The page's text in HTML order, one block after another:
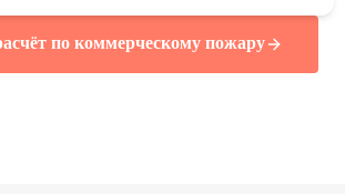
по коммерческому пожару